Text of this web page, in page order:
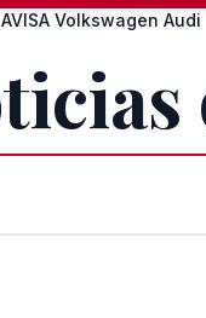
AVISA Volkswagen Audi